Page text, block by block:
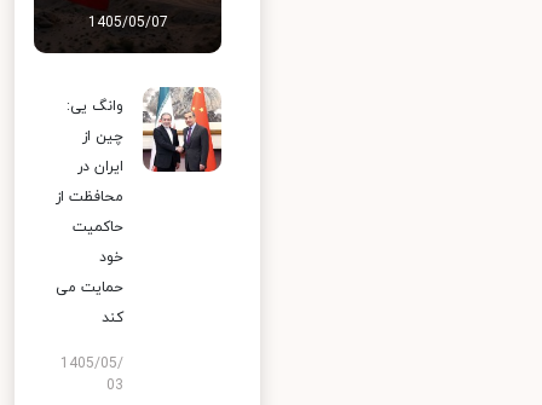
1405/05/07
وانگ یی:
چین از
ایران در
محافظت از
حاکمیت
خود
حمایت می
کند
1405/05/
03